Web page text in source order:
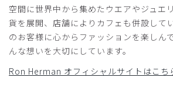
他のカラーも欲しくなりました。
おしゃれなので通勤時もTシャツを合わ
います。
商品：R30レディース:Ron Herman ス
空間に世界中から集めたウエアやジュエ
貨を展開、店舗によりカフェも併設して
のお客様に心からファッションを楽しん
んな想いを大切にしています。
Ron Herman オフィシャルサイトはこち